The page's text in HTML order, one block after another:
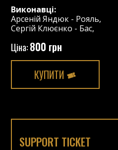
Виконавці:
Арсеній Яндюк - Рояль,
Сергій Клюєнко - Бас,
Ціна:800 грн
КУПИТИ
SUPPORT TICKET